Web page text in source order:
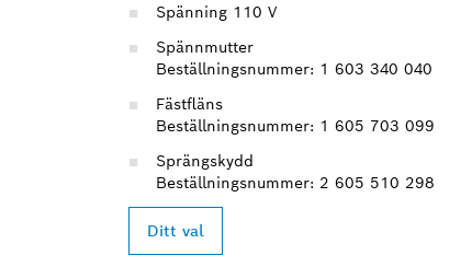
Spänning 110 V
Spännmutter
Beställningsnummer: 1 603 340 040
Fästfläns
Beställningsnummer: 1 605 703 099
Sprängskydd
Beställningsnummer: 2 605 510 298
Ditt val